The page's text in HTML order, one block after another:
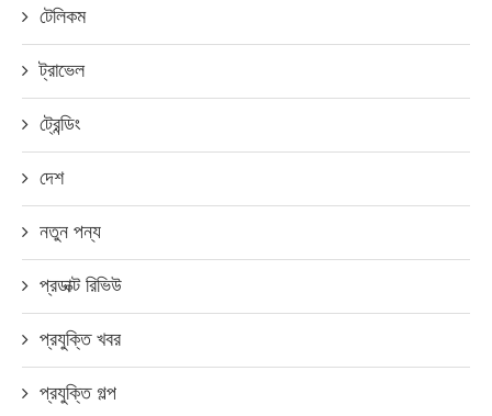
টেলিকম
ট্রাভেল
ট্রেন্ডিং
দেশ
নতুন পন্য
প্রডাক্ট রিভিউ
প্রযুক্তি খবর
প্রযুক্তি গল্প